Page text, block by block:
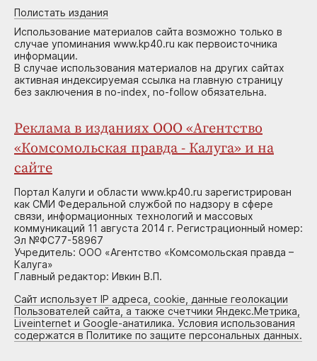
Полистать издания
Использование материалов сайта возможно только в
случае упоминания www.kp40.ru как первоисточника
информации.
В случае использования материалов на других сайтах
активная индексируемая ссылка на главную страницу
без заключения в no-index, no-follow обязательна.
Реклама в изданиях ООО «Агентство
«Комсомольская правда - Калуга» и на
сайте
Портал Калуги и области www.kp40.ru зарегистрирован
как СМИ Федеральной службой по надзору в сфере
связи, информационных технологий и массовых
коммуникаций 11 августа 2014 г. Регистрационный номер:
Эл №ФС77-58967
Учредитель: ООО «Агентство «Комсомольская правда –
Калуга»
Главный редактор: Ивкин В.П.
Сайт использует IP адреса, cookie, данные геолокации
Пользователей сайта, а также счетчики Яндекс.Метрика,
Liveinternet и Google-анатилика. Условия использования
содержатся в Политике по защите персональных данных.